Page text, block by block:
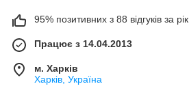
95% позитивних з 88 відгуків за рік
Працює з 14.04.2013
м. Харків
Харків, Україна